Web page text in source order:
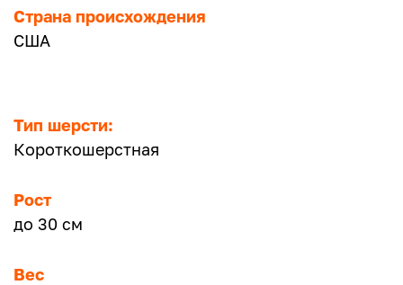
Страна происхождения
США
Тип шерсти:
Короткошерстная
Рост
до 30 см
Вес